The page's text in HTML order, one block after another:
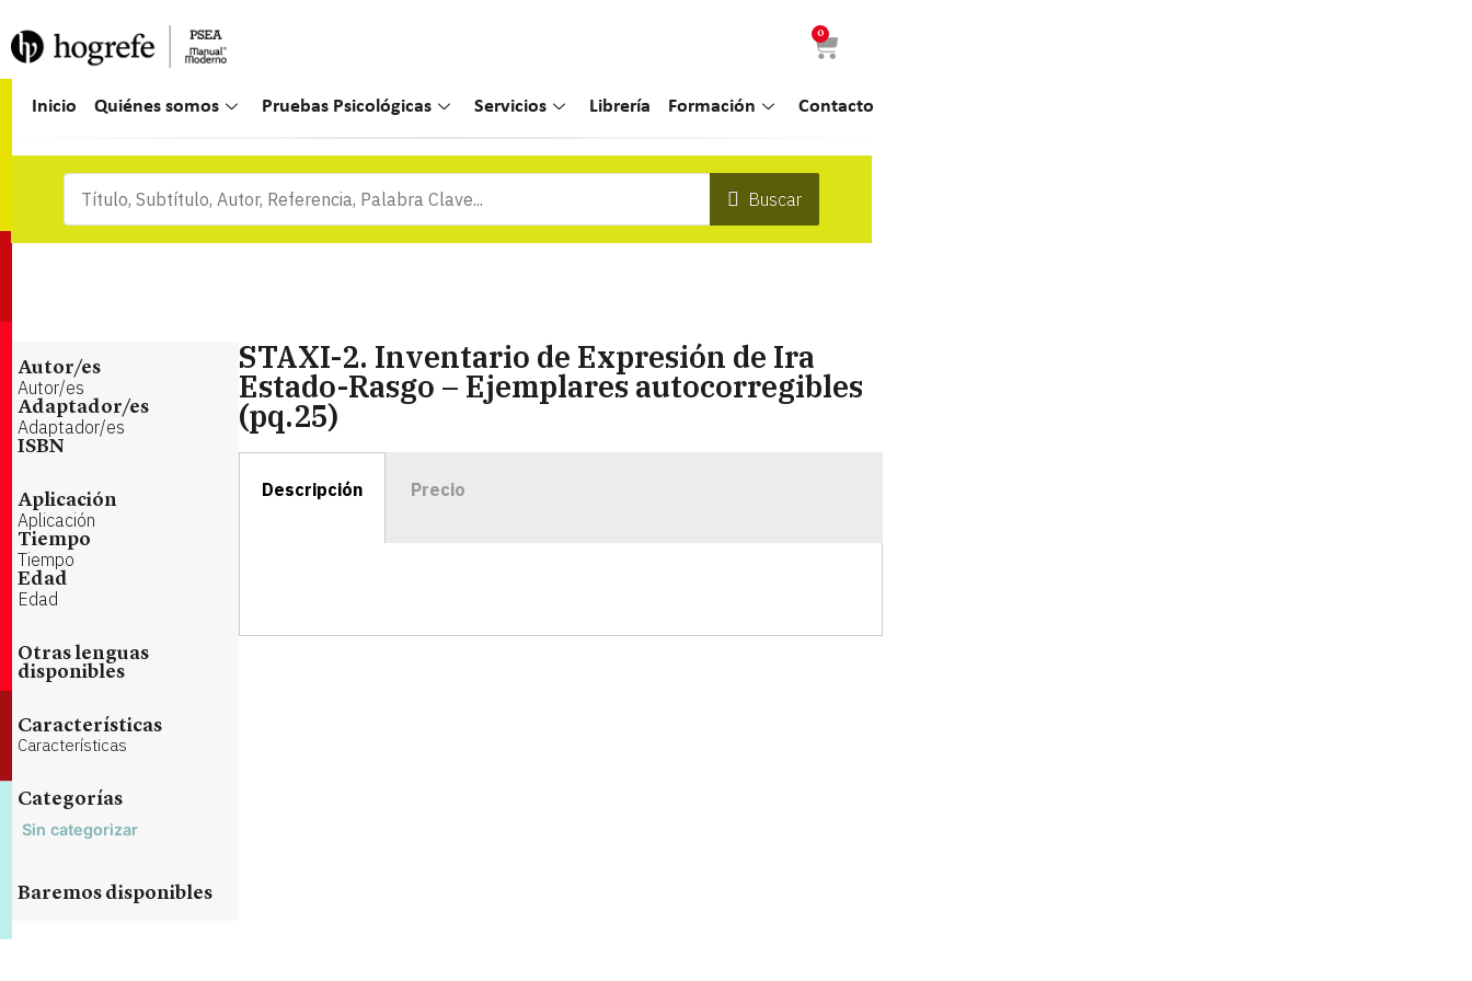
0
Inicio Quiénes somos Pruebas Psicológicas Servicios Librería Formación Contacto
Buscar
Autor/es
Autor/es
Adaptador/es
Adaptador/es
ISBN
Aplicación
Aplicación
Tiempo
Tiempo
Edad
Edad
Otras lenguas
disponibles
Características
Características
Categorías
Sin categorizar
Baremos disponibles
STAXI-2. Inventario de Expresión de Ira
Estado-Rasgo – Ejemplares autocorregibles
(pq.25)
Descripción Precio